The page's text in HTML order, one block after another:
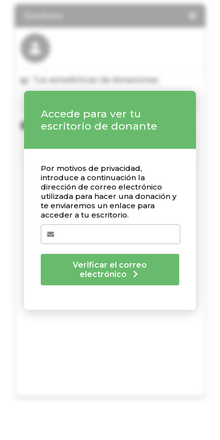
Accede para ver tu
escritorio de donante
Por motivos de privacidad,
introduce a continuación la
dirección de correo electrónico
utilizada para hacer una donación y
te enviaremos un enlace para
acceder a tu escritorio.
Verificar el correo
electrónico
Tus estadísticas de donaciones
Donaciones recientes